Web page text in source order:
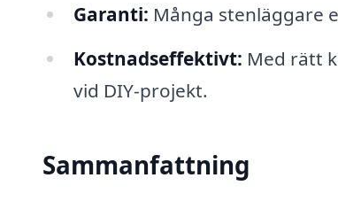
Garanti: Många stenläggare
Kostnadseffektivt: Med rätt
vid DIY-projekt.
Sammanfattning